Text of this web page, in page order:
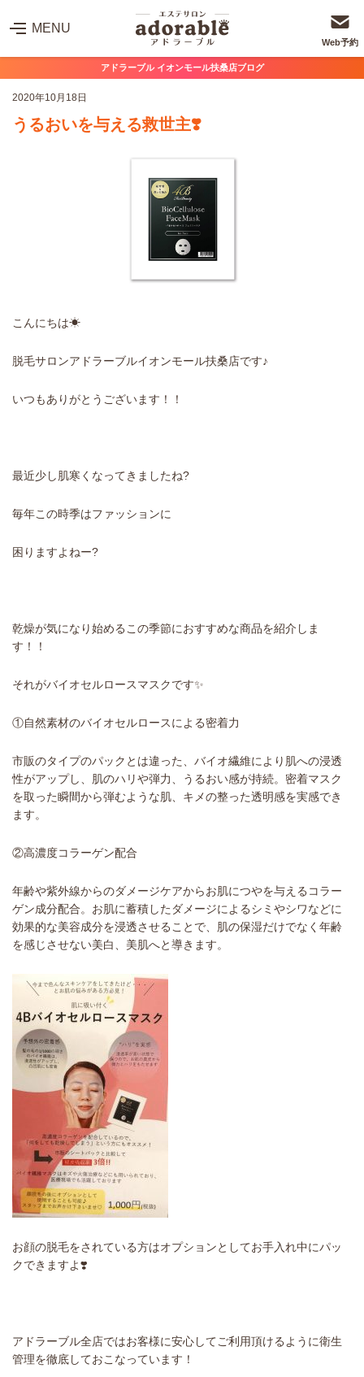
アドラーブル イオンモール扶桑店ブログ
MENU
Web予約
2020年10月18日
うるおいを与える救世主❣️
こんにちは☀
脱毛サロンアドラーブルイオンモール扶桑店です♪
いつもありがとうございます！！
最近少し肌寒くなってきましたね?
毎年この時季はファッションに
困りますよねー?
乾燥が気になり始めるこの季節におすすめな商品を紹介しま
す！！
それがバイオセルロースマスクです✨
①自然素材のバイオセルロースによる密着力
市販のタイプのパックとは違った、バイオ繊維により肌への浸透
性がアップし、肌のハリや弾力、うるおい感が持続。密着マスク
を取った瞬間から弾むような肌、キメの整った透明感を実感でき
ます。
②高濃度コラーゲン配合
年齢や紫外線からのダメージケアからお肌につやを与えるコラー
ゲン成分配合。お肌に蓄積したダメージによるシミやシワなどに
効果的な美容成分を浸透させることで、肌の保湿だけでなく年齢
を感じさせない美白、美肌へと導きます。
お顔の脱毛をされている方はオプションとしてお手入れ中にパッ
クできますよ❣️
アドラーブル全店ではお客様に安心してご利用頂けるように衛生
管理を徹底しておこなっています！